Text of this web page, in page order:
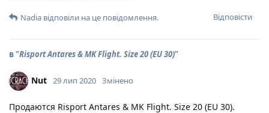
Відповісти
Nadia відповіли на це повідомлення.
в "Risport Antares & MK Flight. Size 20 (EU 30)"
Nut 29 лип 2020 Змінено
Продаются Risport Antares & MK Flight. Size 20 (EU 30).